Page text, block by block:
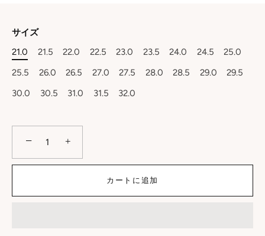
サイズ
21.0
21.5 22.0 22.5 23.0 23.5 24.0 24.5
25.0
25.5
26.0 26.5 27.0 27.5 28.0 28.5 29.0
29.5
30.0
30.5 31.0 31.5 32.0
− +
カートに追加